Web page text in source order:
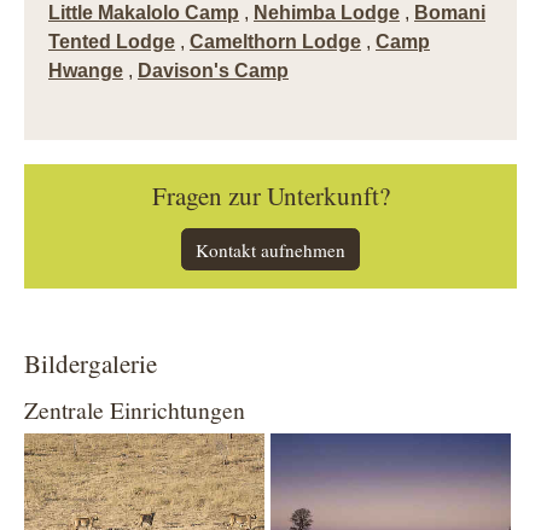
Little Makalolo Camp , Nehimba Lodge , Bomani
Tented Lodge , Camelthorn Lodge , Camp
Hwange , Davison's Camp
Fragen zur Unterkunft?
Kontakt aufnehmen
Bildergalerie
Zentrale Einrichtungen
Show larger version